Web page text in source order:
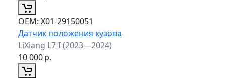
ОЕМ: X01-29150051
Датчик положения кузова
LiXiang L7 I (2023—2024)
10 000р.